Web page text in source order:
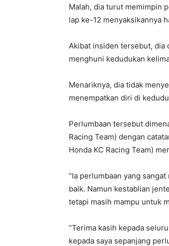
Malah, dia turut memimpin
lap ke-12 menyaksikannya
Akibat insiden tersebut, dia
menghuni kedudukan
Menariknya, dia tidak
menempatkan diri di
Perlumbaan tersebut
Racing Team) dengan
Honda KC Racing Team)
“Ia perlumbaan yang
baik. Namun kestablian
tetapi masih mampu untuk
“Terima kasih kepada
kepada saya sepanjang